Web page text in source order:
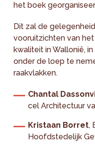
het boek
Dit zal de
vooruitzichten van
kwaliteit in Wallonië,
onder de loep te
raakvlakken.
Chantal
cel Architectuur
Kristaan Borret,
Hoofdstedelijk